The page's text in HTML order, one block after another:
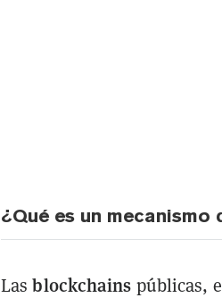
¿Qué es un mecanismo
Lasblockchains públicas,